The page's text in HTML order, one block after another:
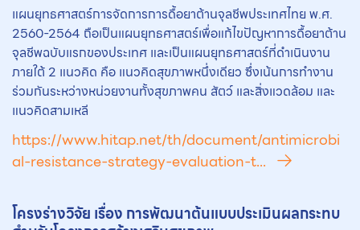
แผนยุทธศาสตร์การจัดการการดื้อยาต้านจุลชีพประเทศไทย พ.ศ.
2560-2564 ถือเป็นแผนยุทธศาสตร์เพื่อแก้ไขปัญหาการดื้อยาต้าน
จุลชีพฉบับแรกของประเทศ และเป็นแผนยุทธศาสตร์ที่ดำเนินงาน
ภายใต้ 2 แนวคิด คือ แนวคิดสุขภาพหนึ่งเดียว ซึ่งเน้นการทำงาน
ร่วมกันระหว่างหน่วยงานทั้งสุขภาพคน สัตว์ และสิ่งแวดล้อม และ
แนวคิดสามเหลี
https://www.hitap.net/th/document/antimicrobi
al-resistance-strategy-evaluation-t...
โครงร่างวิจัย เรื่อง การพัฒนาต้นแบบประเมินผลกระทบ